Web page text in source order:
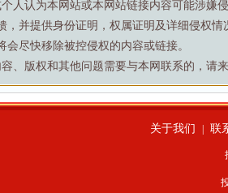
人认为本网站或本网站链接内容可能涉嫌
，并提供身份证明，权属证明及详细侵权情
会尽快移除被控侵权的内容或链接。
、版权和其他问题需要与本网联系的，请来
关于我们 联